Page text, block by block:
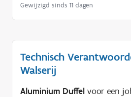
Gewijzigd sinds 11 dagen
Technisch
Walserij
Aluminium Duffel voor een